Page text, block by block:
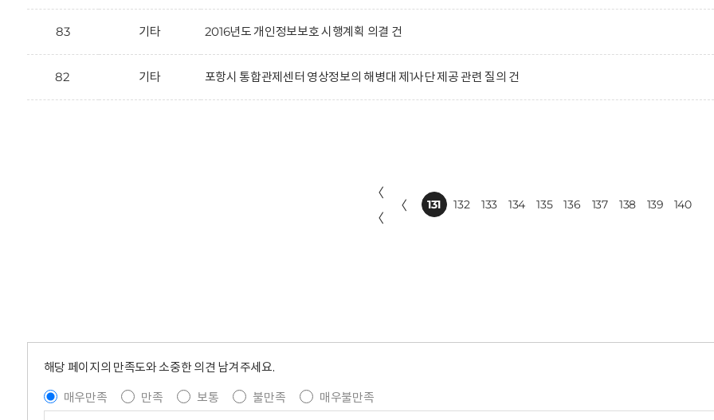
83 기타 2016년도 개인정보보호 시행계획 의결 건
82 기타 포항시 통합관제센터 영상정보의 해병대 제1사단 제공 관련 질의 건
〈
〈
〈 131 132 133 134 135 136 137 138 139 140
해당 페이지의 만족도와 소중한 의견 남겨주세요.
매우만족
만족 보통 불만족 매우불만족